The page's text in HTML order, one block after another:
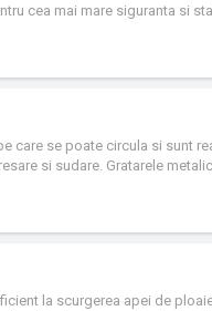
cea mai mare siguranta si
care se poate circula si sunt
si sudare. Gratarele
tehnice si arhitecturale
la scurgerea apei de